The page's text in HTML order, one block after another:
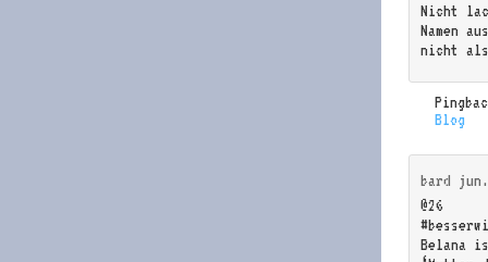
Nicht
Namen
nicht
Blog
bard jun.
@26
Belana